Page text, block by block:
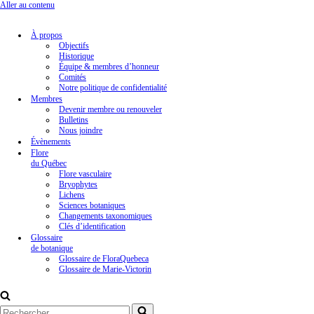
Aller au contenu
À propos
Objectifs
Historique
Équipe & membres d’honneur
Comités
Notre politique de confidentialité
Membres
Devenir membre ou renouveler
Bulletins
Nous joindre
Évènements
Flore
du Québec
Flore vasculaire
Bryophytes
Lichens
Sciences botaniques
Changements taxonomiques
Clés d’identification
Glossaire
de botanique
Glossaire de FloraQuebeca
Glossaire de Marie-Victorin
Rechercher...